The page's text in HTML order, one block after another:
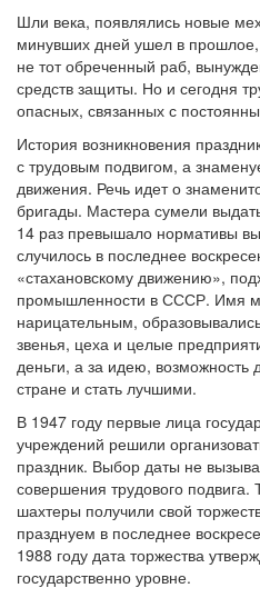
Шли века, появлялись новые
минувших дней ушел в
не тот обреченный раб,
средств защиты. Но и сегодня
опасных, связанных с
История возникновения
с трудовым подвигом, а
движения. Речь идет о
бригады. Мастера сумели
14 раз превышало нормативы
случилось в последнее
«стахановскому движению»,
промышленности в СССР. Имя
нарицательным,
звенья, цеха и целые
деньги, а за идею, возможность
стране и стать лучшими.
В 1947 году первые лица
учреждений решили
праздник. Выбор даты не
совершения трудового подвига.
шахтеры получили свой
празднуем в последнее
1988 году дата торжества
государственно уровне.